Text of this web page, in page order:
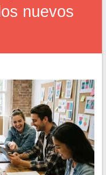
nuevos